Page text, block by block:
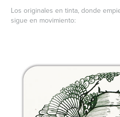
Los originales en tinta, donde
sigue en movimiento: